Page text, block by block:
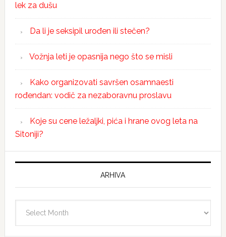
lek za dušu
Da li je seksipil urođen ili stečen?
Vožnja leti je opasnija nego što se misli
Kako organizovati savršen osamnaesti
rođendan: vodič za nezaboravnu proslavu
Koje su cene ležaljki, pića i hrane ovog leta na
Sitoniji?
ARHIVA